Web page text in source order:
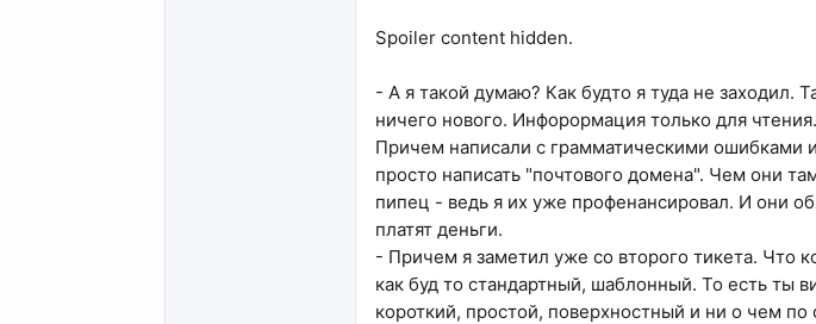
Spoiler content hidden.
- А я такой думаю? Как будто я туда не заходил.
ничего нового. Инфорормация только для
Причем написали с грамматическими ошибками
просто написать "почтового домена". Чем они
пипец - ведь я их уже профенансировал. И они
платят деньги.
- Причем я заметил уже со второго тикета. Что
как буд то стандартный, шаблонный. То есть ты
короткий, простой, поверхностный и ни о чем по